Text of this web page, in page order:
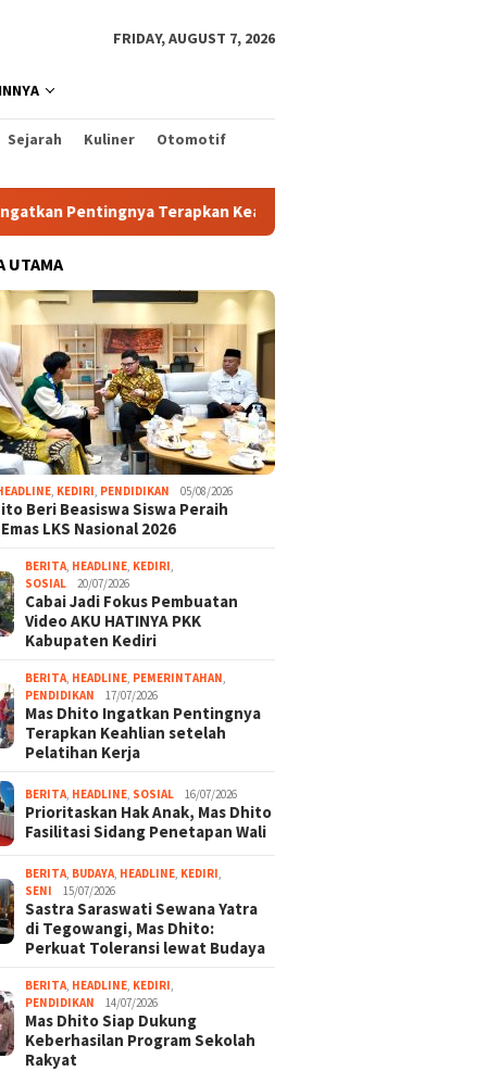
FRIDAY, AUGUST 7, 2026
Sejarah Kuliner Otomotif
Terapkan Keahlian setelah Pelatihan Kerja
UTAMA
KEDIRI PENDIDIKAN 05/08/2026
Beri Beasiswa Siswa Peraih
LKS Nasional 2026
BERITA HEADLINE KEDIRI
SOSIAL
20/07/2026
Cabai Jadi Fokus Pembuatan
Video AKU HATINYA PKK
Kabupaten Kediri
BERITA HEADLINE PEMERINTAHAN
PENDIDIKAN
17/07/2026
Mas Dhito Ingatkan Pentingnya
Terapkan Keahlian setelah
Pelatihan Kerja
BERITA HEADLINE SOSIAL 16/07/2026
Prioritaskan Hak Anak, Mas Dhito
Fasilitasi Sidang Penetapan Wali
BERITA BUDAYA HEADLINE KEDIRI
SENI
15/07/2026
Sastra Saraswati Sewana Yatra
di Tegowangi, Mas Dhito:
Perkuat Toleransi lewat Budaya
BERITA HEADLINE KEDIRI
PENDIDIKAN
14/07/2026
Mas Dhito Siap Dukung
Keberhasilan Program Sekolah
Rakyat